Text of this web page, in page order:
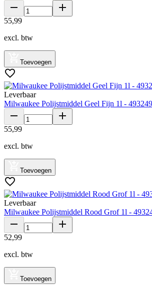
55,99
excl. btw
Toevoegen
Leverbaar
Milwaukee Polijstmiddel Geel Fijn 1l -
55,99
excl. btw
Toevoegen
Leverbaar
Milwaukee Polijstmiddel Rood Grof 1l -
52,99
excl. btw
Toevoegen